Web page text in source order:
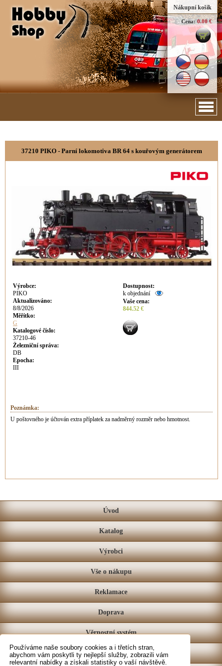
Používáme naše soubory cookies a i třetích stran,
abychom vám poskytli ty nejlepší služby, zobrazili vám
relevantní nabídky a získali statistiky o vaší návštěvě.
Nákupní košík
Cena: 0.00 €
37210 PIKO - Parní lokomotiva BR 64 s kouřovým generátorem
Výrobce:
PIKO
Aktualizováno:
8/8/2026
Měřítko:
G
Katalogové číslo:
37210-46
Železniční správa:
DB
Epocha:
III
Dostupnost:
k objednání
Vaše cena:
844.52 €
Poznámka:
U poštovného je účtován extra příplatek za nadměrný rozměr nebo hmotnost.
Úvod
Katalog
Výrobci
Vše o nákupu
Reklamace
Doprava
Věrnostní systém
Prodejna